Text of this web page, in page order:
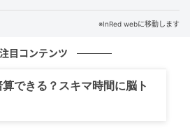
レスは、女性たちが日常的な労
プロンが着想源。スウェードの
でラフなワークテイストを融合
※InRed webに移動します
注目コンテンツ
できる？スキマ時間に脳ト